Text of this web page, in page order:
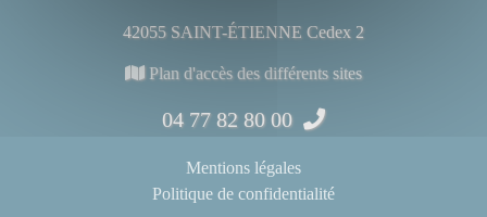
42055 SAINT-ÉTIENNE Cedex 2
Plan d'accès des différents sites
04 77 82 80 00
Mentions légales
Politique de confidentialité